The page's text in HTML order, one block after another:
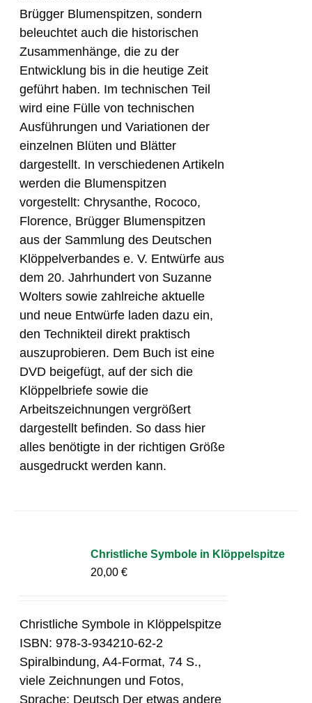
Brügger Blumenspitzen, sondern
beleuchtet auch die historischen
Zusammenhänge, die zu der
Entwicklung bis in die heutige Zeit
geführt haben. Im technischen Teil
wird eine Fülle von technischen
Ausführungen und Variationen der
einzelnen Blüten und Blätter
dargestellt. In verschiedenen Artikeln
werden die Blumenspitzen
vorgestellt: Chrysanthe, Rococo,
Florence, Brügger Blumenspitzen
aus der Sammlung des Deutschen
Klöppelverbandes e. V. Entwürfe aus
dem 20. Jahrhundert von Suzanne
Wolters sowie zahlreiche aktuelle
und neue Entwürfe laden dazu ein,
den Technikteil direkt praktisch
auszuprobieren. Dem Buch ist eine
DVD beigefügt, auf der sich die
Klöppelbriefe sowie die
Arbeitszeichnungen vergrößert
dargestellt befinden. So dass hier
alles benötigte in der richtigen Größe
ausgedruckt werden kann.
Christliche Symbole in Klöppelspitze
20,00€
Christliche Symbole in Klöppelspitze
ISBN: 978-3-934210-62-2
Spiralbindung, A4-Format, 74 S.,
viele Zeichnungen und Fotos,
Sprache: Deutsch Der etwas andere